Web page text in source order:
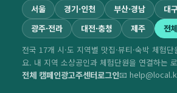
서울 경기·인천 부산·경남
대
광주·전라
대전·충청 제주
전
전국 17개 시·도 지역별 맛집·뷰티·숙박 체험
요. 내 지역 소상공인과 체험단원을 연결하는
전체 캠페인광고주센터로그인📧